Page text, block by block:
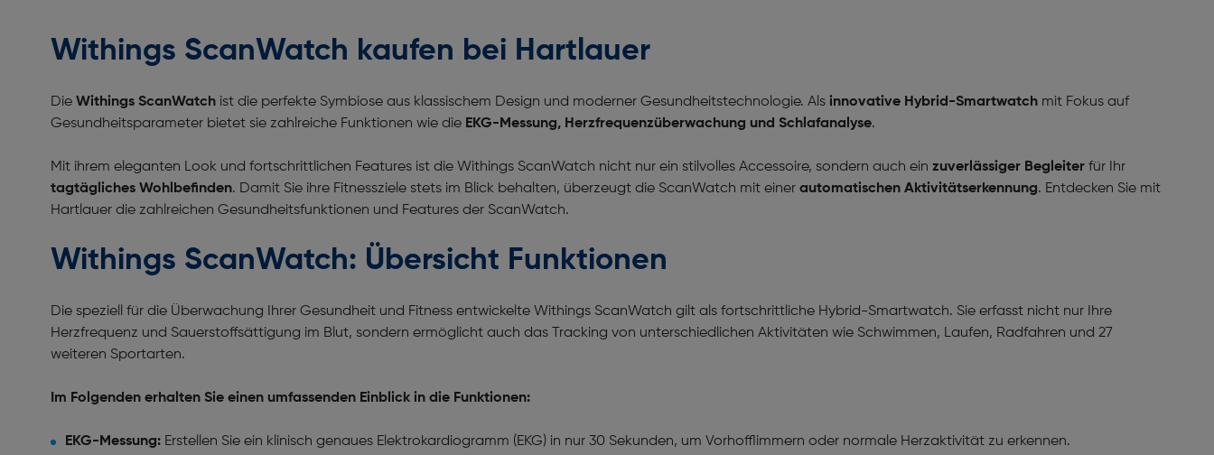
Withings ScanWatch kaufen bei Hartlauer
Die Withings ScanWatch ist die perfekte Symbiose aus klassischem Design und moderner Gesundheitstechnologie. Als innovative Hybrid-Smartwatch mit Fokus auf
Gesundheitsparameter bietet sie zahlreiche Funktionen wie die EKG-Messung, Herzfrequenzüberwachung und Schlafanalyse.
Mit ihrem eleganten Look und fortschrittlichen Features ist die Withings ScanWatch nicht nur ein stilvolles Accessoire, sondern auch ein zuverlässiger Begleiter für Ihr
tagtägliches Wohlbefinden. Damit Sie ihre Fitnessziele stets im Blick behalten, überzeugt die ScanWatch mit einer automatischen Aktivitätserkennung. Entdecken Sie mit
Hartlauer die zahlreichen Gesundheitsfunktionen und Features der ScanWatch.
Withings ScanWatch: Übersicht Funktionen
Die speziell für die Überwachung Ihrer Gesundheit und Fitness entwickelte Withings ScanWatch gilt als fortschrittliche Hybrid-Smartwatch. Sie erfasst nicht nur Ihre
Herzfrequenz und Sauerstoffsättigung im Blut, sondern ermöglicht auch das Tracking von unterschiedlichen Aktivitäten wie Schwimmen, Laufen, Radfahren und 27
weiteren Sportarten.
Im Folgenden erhalten Sie einen umfassenden Einblick in die Funktionen:
EKG-Messung: Erstellen Sie ein klinisch genaues Elektrokardiogramm (EKG) in nur 30 Sekunden, um Vorhofflimmern oder normale Herzaktivität zu erkennen.